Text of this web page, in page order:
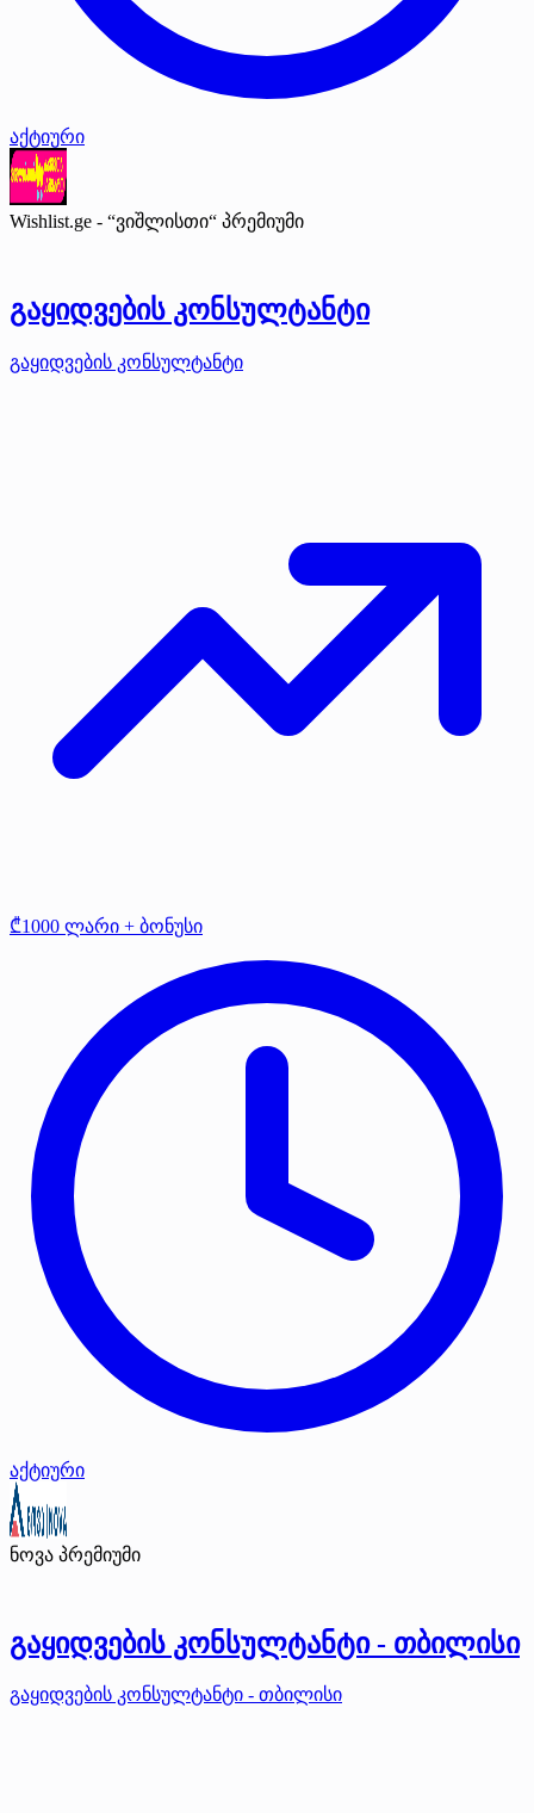
აქტიური
Wishlist.ge - “ვიშლისთი“ პრემიუმი
გაყიდვების კონსულტანტი
გაყიდვების კონსულტანტი
₾1000 ლარი + ბონუსი
აქტიური
ნოვა პრემიუმი
გაყიდვების კონსულტანტი - თბილისი
გაყიდვების კონსულტანტი - თბილისი